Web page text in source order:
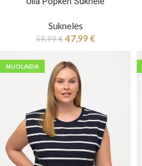
Suknelės
59,99€47,99 €
NUOLAIDA